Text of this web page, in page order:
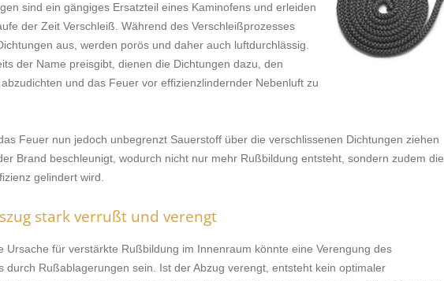
sind ein gängiges Ersatzteil eines Kaminofens und erleiden
der Zeit Verschleiß. Während des Verschleißprozesses
aus, werden porös und daher auch luftdurchlässig.
der Name preisgibt, dienen die Dichtungen dazu, den
und das Feuer vor effizienzlindernder Nebenluft zu
Feuer nun jedoch unbegrenzt Sauerstoff über die verschlissenen Dichtungen ziehen
Brand beschleunigt, wodurch nicht nur mehr Rußbildung entsteht, sondern zudem die
gelindert wird.
stark verrußt und verengt
Ursache für verstärkte Rußbildung im Innenraum könnte eine Verengung des
durch Rußablagerungen sein. Ist der Abzug verengt, entsteht kein optimaler